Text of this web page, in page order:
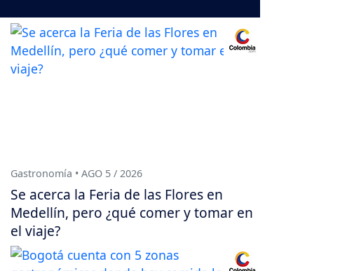
Gastronomía • AGO 5 / 2026
Se acerca la Feria de las Flores en
Medellín, pero ¿qué comer y tomar en
el viaje?